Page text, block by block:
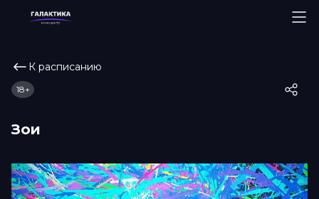
К расписанию
Зои
18+